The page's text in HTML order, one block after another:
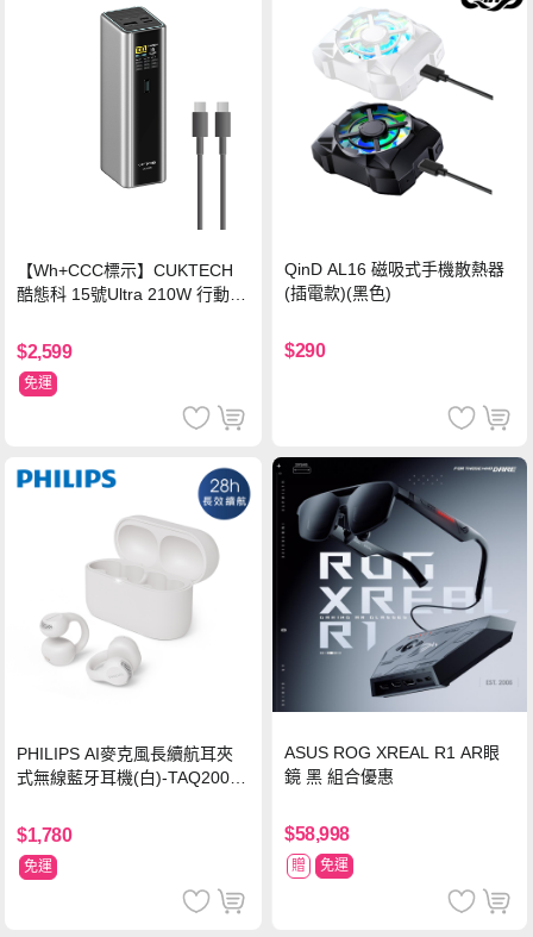
【Wh+CCC標示】CUKTECH
酷態科 15號Ultra 210W 行動電
$2,599
免運
QinD AL16 磁吸式手機散熱器
(插電款)(黑色)
$290
PHILIPS AI麥克風長續航耳夾
式無線藍牙耳機(白)-TAQ2000
$1,780
免運
ASUS ROG XREAL R1 AR眼
鏡 黑 組合優惠
$58,998
贈 免運